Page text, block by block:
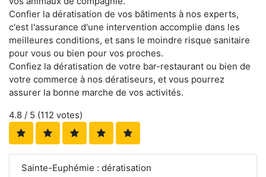
Confier la dératisation de vos bâtiments à nos experts,
c'est l'assurance d'une intervention accomplie dans les
meilleures conditions, et sans le moindre risque sanitaire
pour vous ou bien pour vos proches.
Confiez la dératisation de votre bar-restaurant ou bien de
votre commerce à nos dératiseurs, et vous pourrez
assurer la bonne marche de vos activités.
4.8 / 5 (112 votes)
Sainte-Euphémie : dératisation